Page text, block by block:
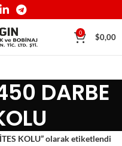
0 $0,00
DARBE
KOLU” olarak etiketlendi